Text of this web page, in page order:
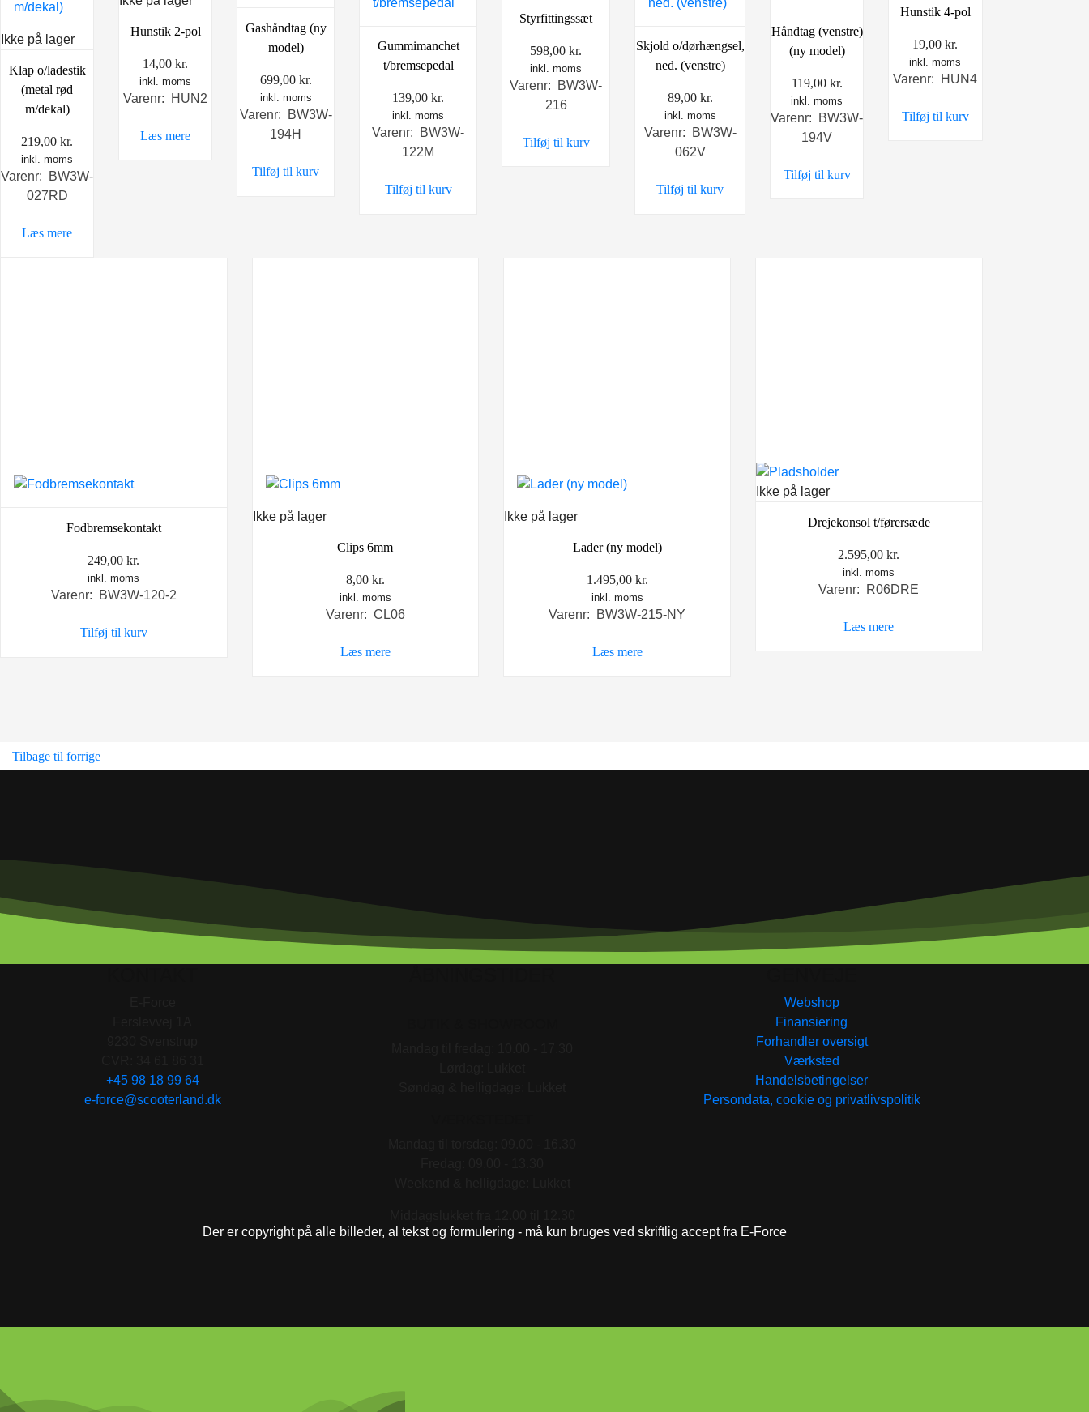
Ikke på lager
Klap o/ladestik
(metal rød
m/dekal)
219,00kr.
inkl. moms
Varenr: BW3W-
027RD
Læs mere
Hunstik 2-pol
14,00kr.
inkl. moms
Varenr: HUN2
Læs mere
Gashåndtag (ny
model)
699,00 kr.
inkl. moms
Varenr: BW3W-
194H
Tilføj til kurv
Gummimanchet
t/bremsepedal
139,00kr.
inkl. moms
Varenr: BW3W-
122M
Tilføj til kurv
Styrfittingssæt
598,00kr.
inkl. moms
Varenr: BW3W-
216
Tilføj til kurv
Skjold o/dørhængsel,
ned. (venstre)
89,00 kr.
inkl. moms
Varenr: BW3W-
062V
Tilføj til kurv
Håndtag (venstre)
(ny model)
119,00 kr.
inkl. moms
Varenr: BW3W-
194V
Tilføj til kurv
Hunstik 4-pol
19,00kr.
inkl. moms
Varenr: HUN4
Tilføj til kurv
Fodbremsekontakt
249,00kr.
inkl. moms
Varenr: BW3W-120-2
Tilføj til kurv
Ikke på lager
Clips 6mm
8,00 kr.
inkl. moms
Varenr: CL06
Læs mere
Ikke på lager
Lader (ny model)
1.495,00 kr.
inkl. moms
Varenr: BW3W-215-NY
Læs mere
Ikke på lager
Drejekonsol t/førersæde
2.595,00kr.
inkl. moms
Varenr: R06DRE
Læs mere
Tilbage til forrige
+45 98 18 99 64
e-force@scooterland.dk
Webshop
Finansiering
Forhandler oversigt
Værksted
Handelsbetingelser
Persondata, cookie og privatlivspolitik
Der er copyright på alle billeder, al tekst og formulering - må kun bruges ved skriftlig accept fra E-Force